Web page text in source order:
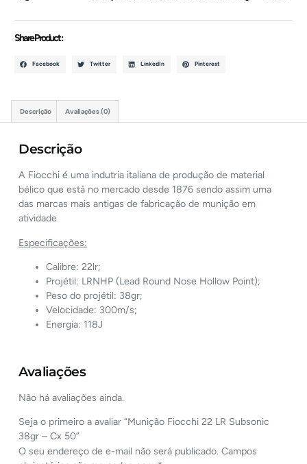
Share Product :
Facebook Twitter LinkedIn Pinterest
Descrição Avaliações (0)
Descrição
A Fiocchi é uma indutria italiana de produção de material
bélico que está no mercado desde 1876 sendo assim uma
das marcas mais antigas de fabricação de munição em
atividade
Especificações:
Calibre: 22lr;
Projétil: LRNHP (Lead Round Nose Hollow Point);
Peso do projétil: 38gr;
Velocidade: 300m/s;
Energia: 118J
Avaliações
Não há avaliações ainda.
Seja o primeiro a avaliar “Munição Fiocchi 22 LR Subsonic
38gr – Cx 50”
O seu endereço de e-mail não será publicado. Campos